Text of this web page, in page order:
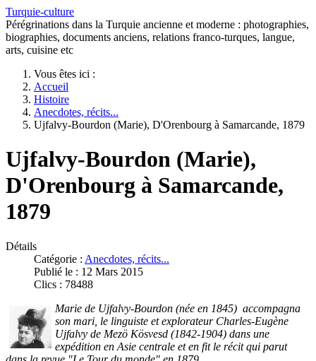
Turquie-culture
Pérégrinations dans la Turquie ancienne et moderne : photographies,
biographies, documents anciens, relations franco-turques, langue,
arts, cuisine etc
Vous êtes ici :
Accueil
Histoire
Anecdotes, récits...
Ujfalvy-Bourdon (Marie), D'Orenbourg à Samarcande, 1879
Ujfalvy-Bourdon (Marie),
D'Orenbourg à Samarcande,
1879
Détails
Catégorie : Anecdotes, récits...
Publié le : 12 Mars 2015
Clics : 78488
Marie de Ujfalvy-Bourdon (née en 1845) accompagna
son mari, le linguiste et explorateur Charles-Eugène
Ujfalvy de Mezö Kösvesd (1842-1904) dans une
expédition en Asie centrale et en fit le récit qui parut